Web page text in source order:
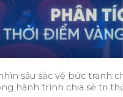
sâu sắc về bức tranh
hành trình chia sẻ tri